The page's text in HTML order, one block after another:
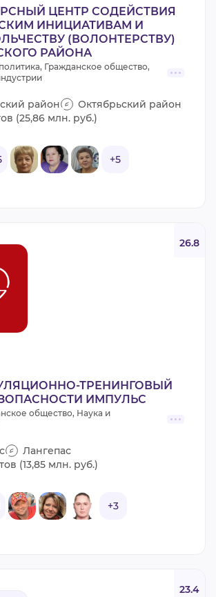
ЦЕНТР СОДЕЙСТВИЯ
ИНИЦИАТИВАМ И
(ВОЛОНТЕРСТВУ)
РАЙОНА
Гражданское общество,
район
Октябрьский район
(25,86 млн. руб.)
+5
26.8
ТРЕНИНГОВЫЙ
ИМПУЛЬС
общество, Наука и
Лангепас
(13,85 млн. руб.)
+3
23.4